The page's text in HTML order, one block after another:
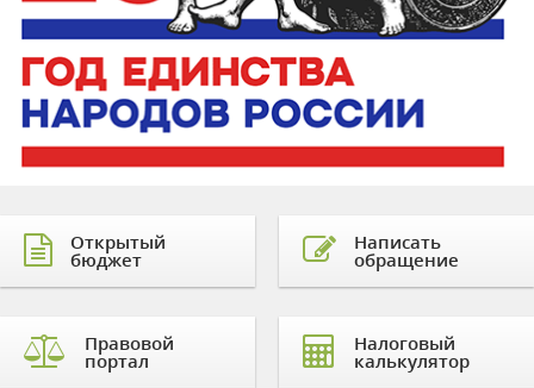
Открытый
бюджет
Правовой
портал
Написать
обращение
Налоговый
калькулятор